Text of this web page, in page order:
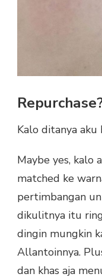
Kalo ditanya
Maybe yes, kalo
matched ke
pertimbangan
dikulitnya itu
dingin mungkin
Allantoinnya.
dan khas aja